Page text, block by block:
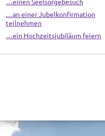
…an einer Jubelkonfirmation
teilnehmen
…ein Hochzeitsjubiläum feiern